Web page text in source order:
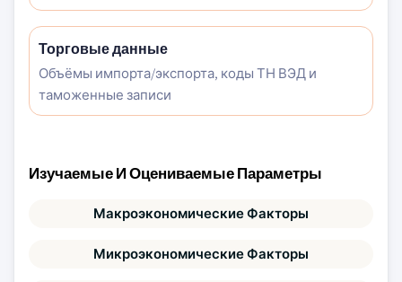
Торговые данные
Объёмы импорта/экспорта, коды ТН ВЭД и
таможенные записи
Изучаемые И Оцениваемые Параметры
Макроэкономические Факторы
Микроэкономические Факторы